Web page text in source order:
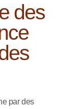
des
par des